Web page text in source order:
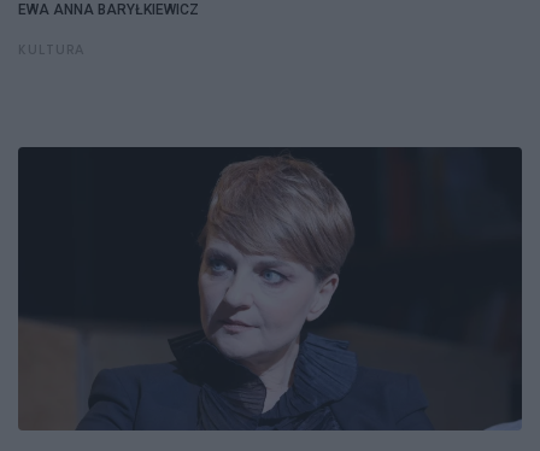
EWA ANNA BARYŁKIEWICZ